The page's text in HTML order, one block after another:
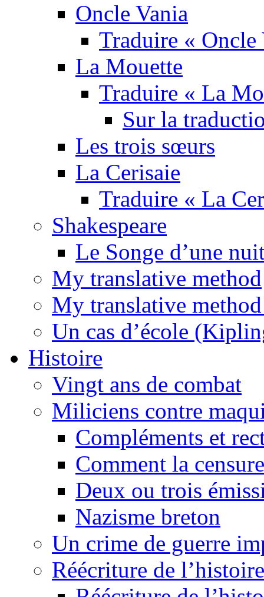
Oncle Vania
Traduire « Oncle
La Mouette
Traduire « La
Sur la
Les trois sœurs
La Cerisaie
Traduire « La
Shakespeare
Le Songe d’une
My translative method
My translative
Un cas d’école
Histoire
Vingt ans de combat
Miliciens contre
Compléments et
Comment la
Deux ou trois
Nazisme breton
Un crime de guerre
Réécriture de